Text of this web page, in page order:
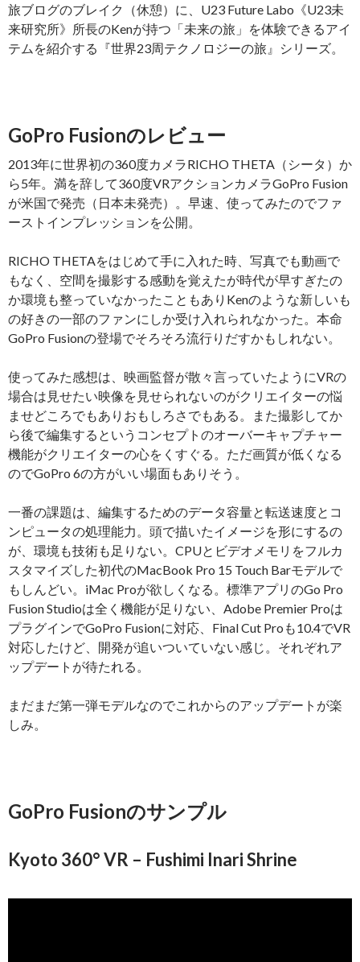
旅ブログのブレイク（休憩）に、U23 Future Labo《U23未
来研究所》所長のKenが持つ「未来の旅」を体験できるアイ
テムを紹介する『世界23周テクノロジーの旅』シリーズ。
GoPro Fusionのレビュー
2013年に世界初の360度カメラRICHO THETA（シータ）か
ら5年。満を辞して360度VRアクションカメラGoPro Fusion
が米国で発売（日本未発売）。早速、使ってみたのでファ
ーストインプレッションを公開。
RICHO THETAをはじめて手に入れた時、写真でも動画で
もなく、空間を撮影する感動を覚えたが時代が早すぎたの
か環境も整っていなかったこともありKenのような新しいも
の好きの一部のファンにしか受け入れられなかった。本命
GoPro Fusionの登場でそろそろ流行りだすかもしれない。
使ってみた感想は、映画監督が散々言っていたようにVRの
場合は見せたい映像を見せられないのがクリエイターの悩
ませどころでもありおもしろさでもある。また撮影してか
ら後で編集するというコンセプトのオーバーキャプチャー
機能がクリエイターの心をくすぐる。ただ画質が低くなる
のでGoPro 6の方がいい場面もありそう。
一番の課題は、編集するためのデータ容量と転送速度とコ
ンピュータの処理能力。頭で描いたイメージを形にするの
が、環境も技術も足りない。CPUとビデオメモリをフルカ
スタマイズした初代のMacBook Pro 15 Touch Barモデルで
もしんどい。iMac Proが欲しくなる。標準アプリのGo Pro
Fusion Studioは全く機能が足りない、Adobe Premier Proは
プラグインでGoPro Fusionに対応、Final Cut Proも10.4でVR
対応したけど、開発が追いついていない感じ。それぞれア
ップデートが待たれる。
まだまだ第一弾モデルなのでこれからのアップデートが楽
しみ。
GoPro Fusionのサンプル
Kyoto 360° VR – Fushimi Inari Shrine